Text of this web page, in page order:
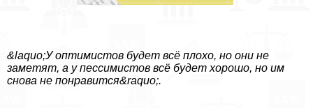
&laquo;У оптимистов будет всё плохо, но они не
заметят, а у пессимистов всё будет хорошо, но им
снова не понравится&raquo;.